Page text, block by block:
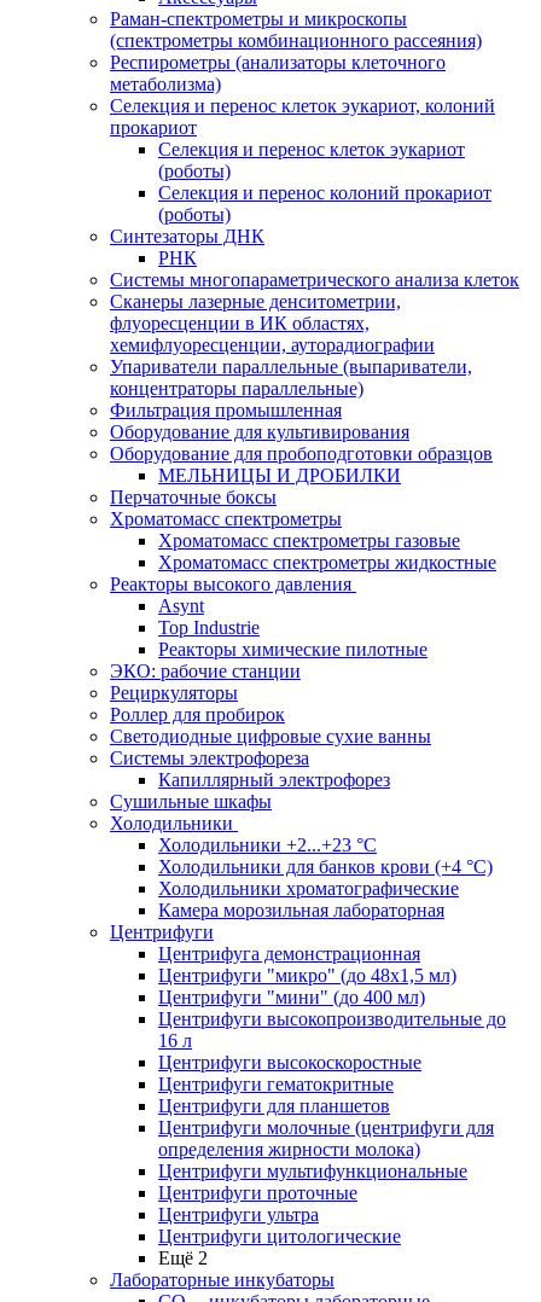
Раман-спектрометры и микроскопы
(спектрометры комбинационного рассеяния)
Респирометры (анализаторы клеточного
метаболизма)
Селекция и перенос клеток эукариот, колоний
прокариот
Селекция и перенос клеток эукариот
(роботы)
Селекция и перенос колоний прокариот
(роботы)
Синтезаторы ДНК
РНК
Системы многопараметрического анализа клеток
Сканеры лазерные денситометрии,
флуоресценции в ИК областях,
хемифлуоресценции, ауторадиографии
Упариватели параллельные (выпариватели,
концентраторы параллельные)
Фильтрация промышленная
Оборудование для культивирования
Оборудование для пробоподготовки образцов
МЕЛЬНИЦЫ И ДРОБИЛКИ
Перчаточные боксы
Хроматомасс спектрометры
Хроматомасс спектрометры газовые
Хроматомасс спектрометры жидкостные
Реакторы высокого давления
Asynt
Top Industrie
Реакторы химические пилотные
ЭКО: рабочие станции
Рециркуляторы
Роллер для пробирок
Светодиодные цифровые сухие ванны
Системы электрофореза
Капиллярный электрофорез
Сушильные шкафы
Холодильники
Холодильники +2...+23 °С
Холодильники для банков крови (+4 °С)
Холодильники хроматографические
Камера морозильная лабораторная
Центрифуги
Центрифуга демонстрационная
Центрифуги "микро" (до 48x1,5 мл)
Центрифуги "мини" (до 400 мл)
Центрифуги высокопроизводительные до
16 л
Центрифуги высокоскоростные
Центрифуги гематокритные
Центрифуги для планшетов
Центрифуги молочные (центрифуги для
определения жирности молока)
Центрифуги мультифункциональные
Центрифуги проточные
Центрифуги ультра
Центрифуги цитологические
Ещё 2
Лабораторные инкубаторы